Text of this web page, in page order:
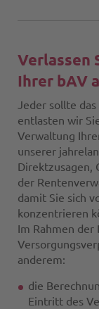
Verlassen
Ihrer bAV
Jeder sollte
entlasten wir
Verwaltung
unserer
Direktzusagen,
der
damit Sie sich
konzentrieren
Im Rahmen
anderem:
die
Eintritt des